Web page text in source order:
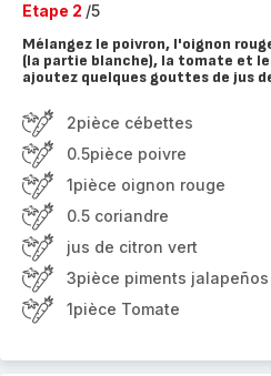
Etape 2 /5
Mélangez le poivron, l'oignon
(la partie blanche), la tomate et
ajoutez quelques gouttes de jus
2pièce cébettes
0.5pièce poivre
1pièce oignon rouge
0.5 coriandre
jus de citron vert
3pièce piments jalapeños
1pièce Tomate